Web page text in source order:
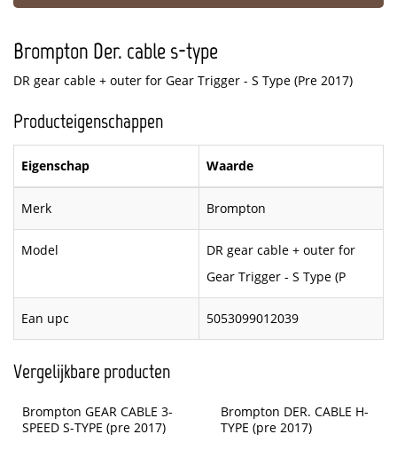
Brompton Der. cable s-type
DR gear cable + outer for Gear Trigger - S Type (Pre 2017)
Producteigenschappen
Eigenschap Waarde
Merk Brompton
Model
DR gear cable + outer for
Gear Trigger - S Type (P
Ean upc 5053099012039
Vergelijkbare producten
Brompton GEAR CABLE 3-
SPEED S-TYPE (pre 2017)
Brompton DER. CABLE H-
TYPE (pre 2017)